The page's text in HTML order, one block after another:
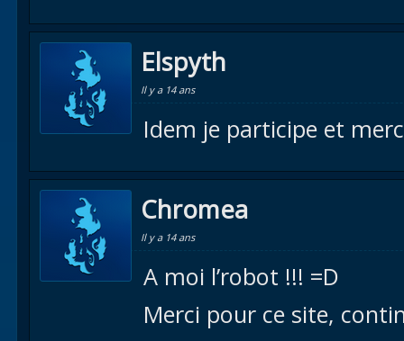
Elspyth
Il y a 14 ans
Idem je participe et
Chromea
Il y a 14 ans
A moi l’robot !!! =D
Merci pour ce site,